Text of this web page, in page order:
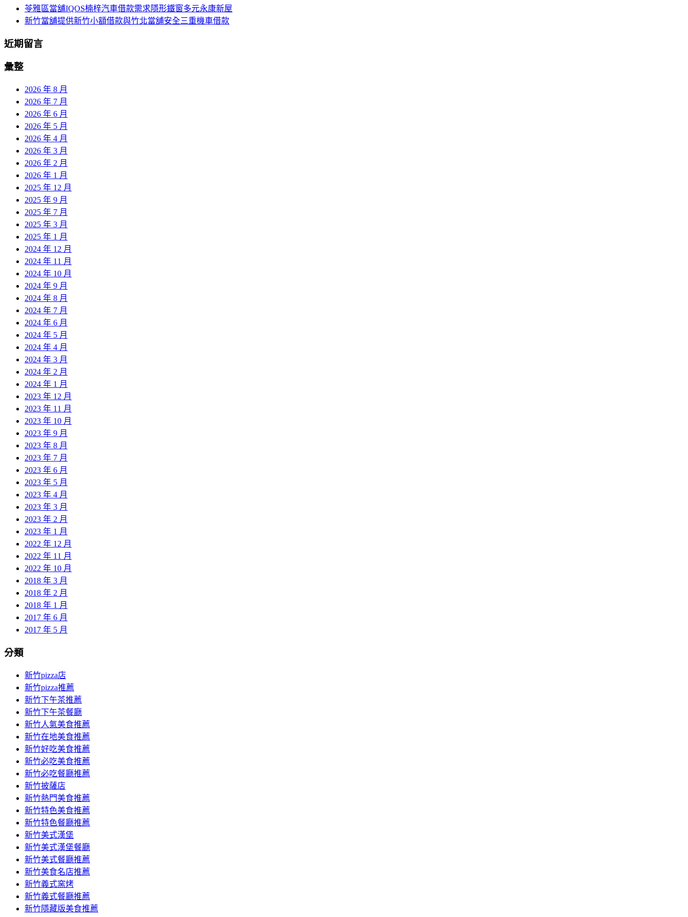
苓雅區當舖IQOS楠梓汽車借款需求隱形鐵窗多元永康新屋
新竹當舖提供新竹小額借款與竹北當舖安全三重機車借款
近期留言
彙整
2026 年 8 月
2026 年 7 月
2026 年 6 月
2026 年 5 月
2026 年 4 月
2026 年 3 月
2026 年 2 月
2026 年 1 月
2025 年 12 月
2025 年 9 月
2025 年 7 月
2025 年 3 月
2025 年 1 月
2024 年 12 月
2024 年 11 月
2024 年 10 月
2024 年 9 月
2024 年 8 月
2024 年 7 月
2024 年 6 月
2024 年 5 月
2024 年 4 月
2024 年 3 月
2024 年 2 月
2024 年 1 月
2023 年 12 月
2023 年 11 月
2023 年 10 月
2023 年 9 月
2023 年 8 月
2023 年 7 月
2023 年 6 月
2023 年 5 月
2023 年 4 月
2023 年 3 月
2023 年 2 月
2023 年 1 月
2022 年 12 月
2022 年 11 月
2022 年 10 月
2018 年 3 月
2018 年 2 月
2018 年 1 月
2017 年 6 月
2017 年 5 月
分類
新竹pizza店
新竹pizza推薦
新竹下午茶推薦
新竹下午茶餐廳
新竹人氣美食推薦
新竹在地美食推薦
新竹好吃美食推薦
新竹必吃美食推薦
新竹必吃餐廳推薦
新竹披薩店
新竹熱門美食推薦
新竹特色美食推薦
新竹特色餐廳推薦
新竹美式漢堡
新竹美式漢堡餐廳
新竹美式餐廳推薦
新竹美食名店推薦
新竹義式窯烤
新竹義式餐廳推薦
新竹隱藏版美食推薦